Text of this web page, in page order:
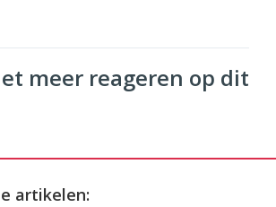
meer reageren op dit
artikelen: